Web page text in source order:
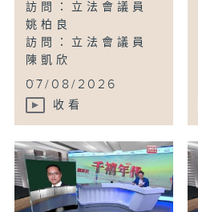
訪問：立法會議員
姚柏良
訪問：立法會議員
陳凱欣
...
07/08/2026
收看